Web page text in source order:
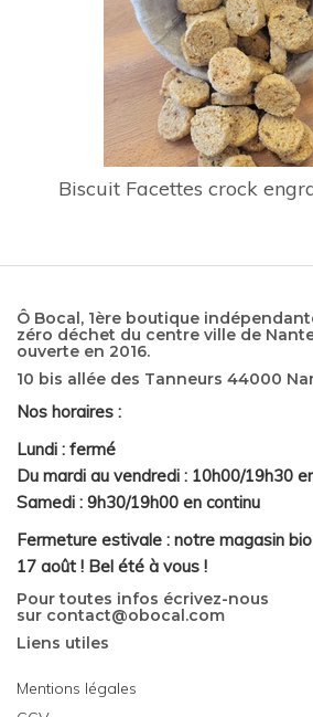
Biscuit Facettes crock
Ô Bocal, 1ère boutique
zéro déchet du centre ville de
ouverte en 2016.
10 bis allée des Tanneurs 44000
Nos horaires :
Lundi : fermé
Du mardi au vendredi : 10h00/19h30
Samedi : 9h30/19h00 en continu
Fermeture estivale : notre magasin
17 août ! Bel été à vous !
Pour toutes infos écrivez-nous
sur contact@obocal.com
Liens utiles
Mentions légales